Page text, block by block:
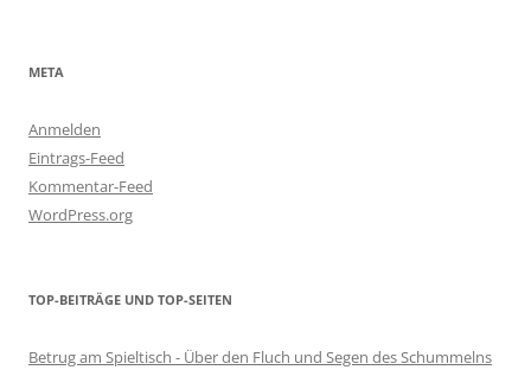
META
Anmelden
Eintrags-Feed
Kommentar-Feed
WordPress.org
TOP-BEITRÄGE UND TOP-SEITEN
Betrug am Spieltisch - Über den Fluch und Segen des Schummelns